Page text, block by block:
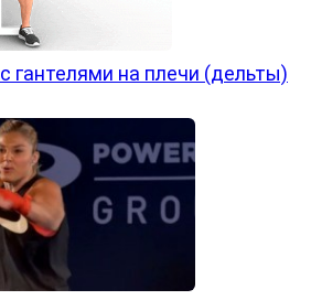
гантелями на плечи (дельты)